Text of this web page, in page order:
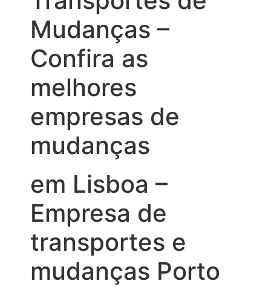
Mudanças –
Confira as
melhores
empresas de
mudanças
em Lisboa –
Empresa de
transportes e
mudanças Porto